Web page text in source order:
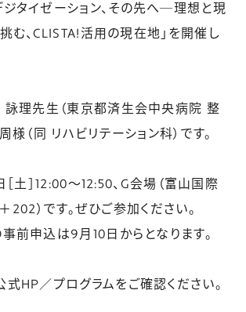
タイゼーション、その先へ─理想と現
む、CLISTA!活用の現在地」を開催し
詠理先生（東京都済生会中央病院 整
様（同 リハビリテーション科）です。
土］12:00～12:50、G会場（富山国際
）です。ぜひご参加ください。
前申込は9月10日からとなります。
HP／プログラムをご確認ください。